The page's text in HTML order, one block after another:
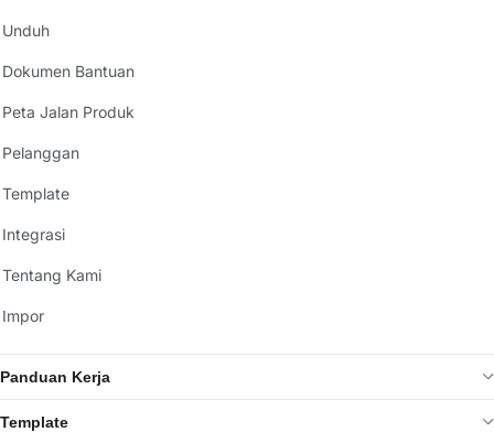
Unduh
Dokumen Bantuan
Peta Jalan Produk
Pelanggan
Template
Integrasi
Tentang Kami
Impor
Panduan Kerja
Template